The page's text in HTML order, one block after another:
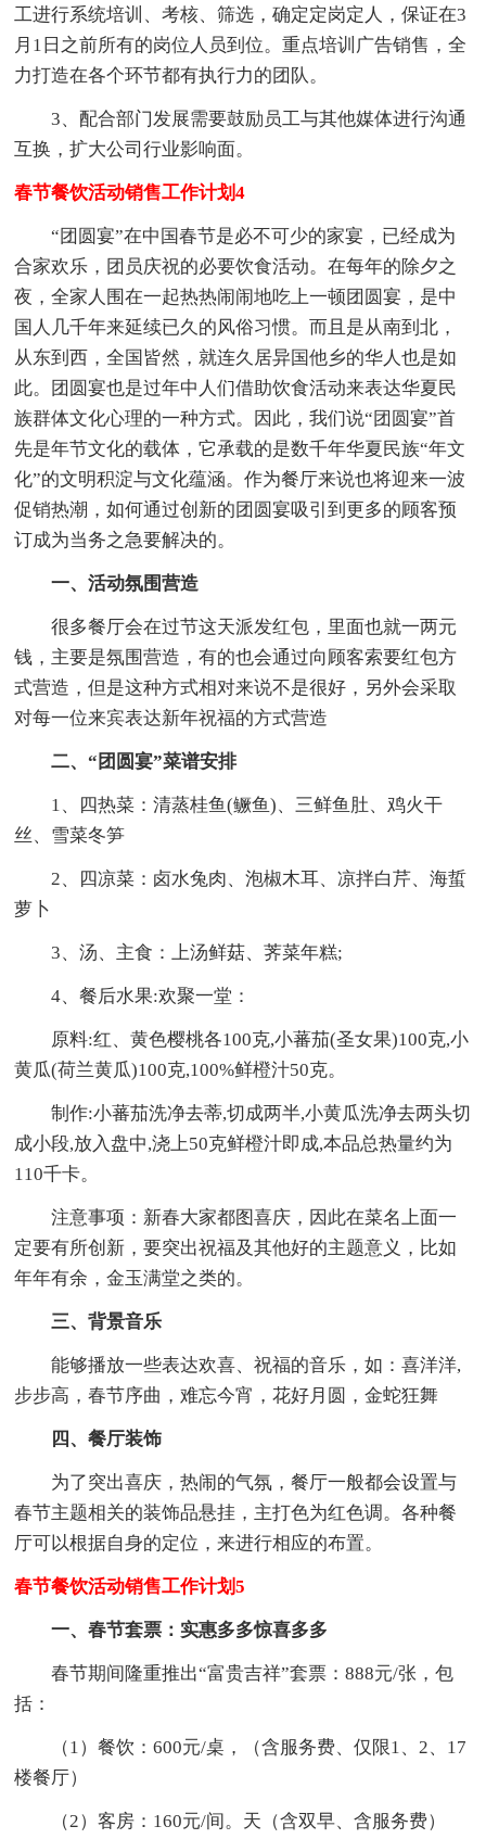
工进行系统培训、考核、筛选，确定定岗定人，保证在3
月1日之前所有的岗位人员到位。重点培训广告销售，全
力打造在各个环节都有执行力的团队。
3、配合部门发展需要鼓励员工与其他媒体进行沟通
互换，扩大公司行业影响面。
春节餐饮活动销售工作计划4
“团圆宴”在中国春节是必不可少的家宴，已经成为
合家欢乐，团员庆祝的必要饮食活动。在每年的除夕之
夜，全家人围在一起热热闹闹地吃上一顿团圆宴，是中
国人几千年来延续已久的风俗习惯。而且是从南到北，
从东到西，全国皆然，就连久居异国他乡的华人也是如
此。团圆宴也是过年中人们借助饮食活动来表达华夏民
族群体文化心理的一种方式。因此，我们说“团圆宴”首
先是年节文化的载体，它承载的是数千年华夏民族“年文
化”的文明积淀与文化蕴涵。作为餐厅来说也将迎来一波
促销热潮，如何通过创新的团圆宴吸引到更多的顾客预
订成为当务之急要解决的。
一、活动氛围营造
很多餐厅会在过节这天派发红包，里面也就一两元
钱，主要是氛围营造，有的也会通过向顾客索要红包方
式营造，但是这种方式相对来说不是很好，另外会采取
对每一位来宾表达新年祝福的方式营造
二、“团圆宴”菜谱安排
1、四热菜：清蒸桂鱼(鳜鱼)、三鲜鱼肚、鸡火干
丝、雪菜冬笋
2、四凉菜：卤水兔肉、泡椒木耳、凉拌白芹、海蜇
萝卜
3、汤、主食：上汤鲜菇、荠菜年糕;
4、餐后水果:欢聚一堂：
原料:红、黄色樱桃各100克,小蕃茄(圣女果)100克,小
黄瓜(荷兰黄瓜)100克,100%鲜橙汁50克。
制作:小蕃茄洗净去蒂,切成两半,小黄瓜洗净去两头切
成小段,放入盘中,浇上50克鲜橙汁即成,本品总热量约为
110千卡。
注意事项：新春大家都图喜庆，因此在菜名上面一
定要有所创新，要突出祝福及其他好的主题意义，比如
年年有余，金玉满堂之类的。
三、背景音乐
能够播放一些表达欢喜、祝福的音乐，如：喜洋洋,
步步高，春节序曲，难忘今宵，花好月圆，金蛇狂舞
四、餐厅装饰
为了突出喜庆，热闹的气氛，餐厅一般都会设置与
春节主题相关的装饰品悬挂，主打色为红色调。各种餐
厅可以根据自身的定位，来进行相应的布置。
春节餐饮活动销售工作计划5
一、春节套票：实惠多多惊喜多多
春节期间隆重推出“富贵吉祥”套票：888元/张，包
括：
（1）餐饮：600元/桌，（含服务费、仅限1、2、17
楼餐厅）
（2）客房：160元/间。天（含双早、含服务费）